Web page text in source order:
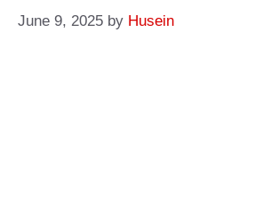
June 9, 2025 by Husein